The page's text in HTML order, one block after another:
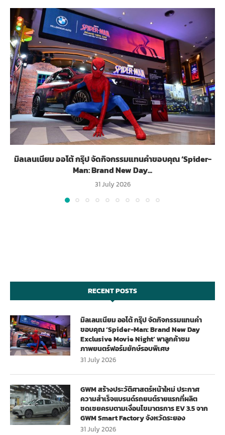
มิลเลนเนียม ออโต้ กรุ๊ป จัดกิจกรรมแทนคำขอบคุณ ‘Spider-
Man: Brand New Day...
31 July 2026
RECENT POSTS
มิลเลนเนียม ออโต้ กรุ๊ป จัดกิจกรรมแทนคำ
ขอบคุณ ‘Spider-Man: Brand New Day
Exclusive Movie Night’ พาลูกค้าชม
ภาพยนตร์ฟอร์มยักษ์รอบพิเศษ
31 July 2026
GWM สร้างประวัติศาสตร์หน้าใหม่ ประกาศ
ความสำเร็จแบรนด์รถยนต์รายแรกที่ผลิต
ชดเชยครบตามเงื่อนไขมาตรการ EV 3.5 จาก
GWM Smart Factory จังหวัดระยอง
31 July 2026